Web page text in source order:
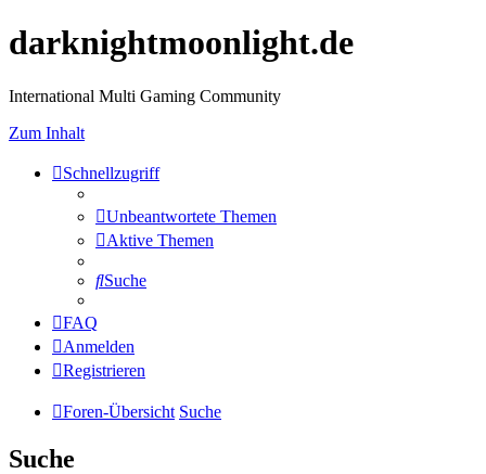
darknightmoonlight.de
International Multi Gaming Community
Zum Inhalt
Schnellzugriff
Unbeantwortete Themen
Aktive Themen
Suche
FAQ
Anmelden
Registrieren
Foren-Übersicht Suche
Suche